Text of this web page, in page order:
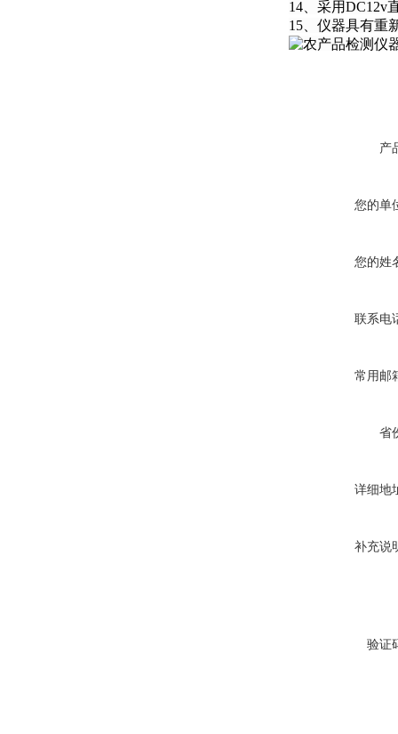
14、采用DC12v
15、仪器具有重
产
您的单
您的姓
联系电
常用邮
省
详细地
补充说
验证